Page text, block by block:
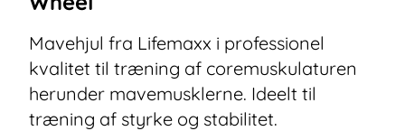
Mavehjul fra Lifemaxx i professionel
kvalitet til træning af coremuskulaturen
herunder mavemusklerne. Ideelt til
træning af styrke og stabilitet.